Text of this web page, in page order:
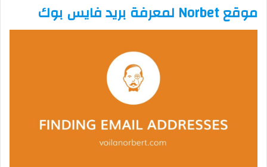
موقع Norbet لمعرفة بريد فايس بوك